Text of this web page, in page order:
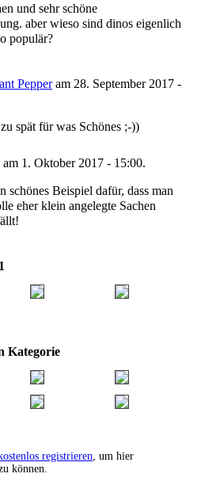
und sehr schöne
aber wieso sind dinos eigenlich
populär?
Pepperam 28. September 2017 -
spät für was Schönes ;-))
am 1. Oktober 2017 - 15:00.
schönes Beispiel dafür, dass man
eher klein angelegte Sachen
Kategorie
registrieren , um hier
können.